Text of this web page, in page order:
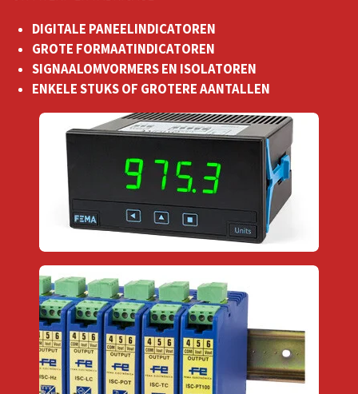
DIGITALE PANEELINDICATOREN
GROTE FORMAATINDICATOREN
SIGNAALOMVORMERS EN ISOLATOREN
ENKELE STUKS OF GROTERE AANTALLEN